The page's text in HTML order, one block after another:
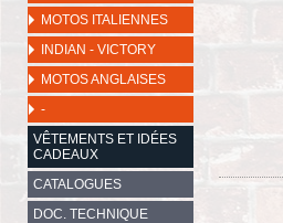
MOTOS ITALIENNES
INDIAN - VICTORY
MOTOS ANGLAISES
-
VÊTEMENTS ET IDÉES
CADEAUX
CATALOGUES
DOC. TECHNIQUE